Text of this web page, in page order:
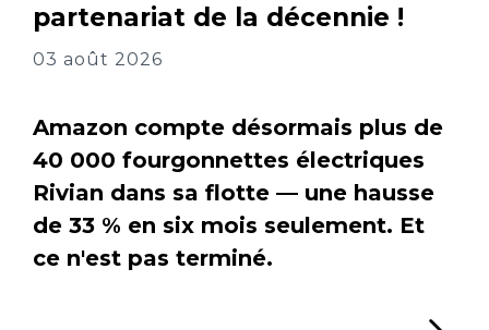
partenariat de la décennie !
03 août 2026
Amazon compte désormais plus de
40 000 fourgonnettes électriques
Rivian dans sa flotte — une hausse
de 33 % en six mois seulement. Et
ce n'est pas terminé.